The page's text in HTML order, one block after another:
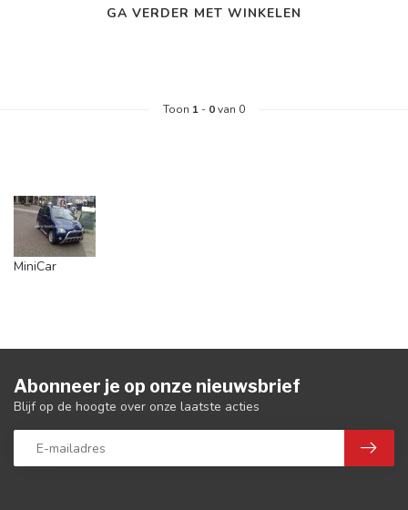
GA VERDER MET WINKELEN
Toon 1 - 0van 0
MiniCar
Abonneer je op onze nieuwsbrief
Blijf op de hoogte over onze laatste acties